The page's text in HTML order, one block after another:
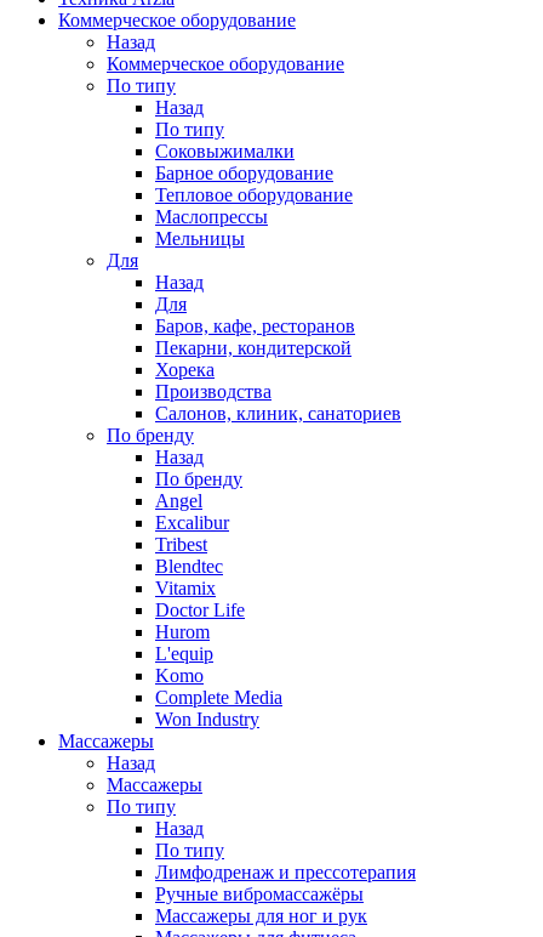
Коммерческое оборудование
Назад
Коммерческое оборудование
По типу
Назад
По типу
Соковыжималки
Барное оборудование
Тепловое оборудование
Маслопрессы
Мельницы
Для
Назад
Для
Баров, кафе, ресторанов
Пекарни, кондитерской
Хорека
Производства
Салонов, клиник, санаториев
По бренду
Назад
По бренду
Angel
Excalibur
Tribest
Blendtec
Vitamix
Doctor Life
Hurom
L'equip
Komo
Complete Media
Won Industry
Массажеры
Назад
Массажеры
По типу
Назад
По типу
Лимфодренаж и прессотерапия
Ручные вибромассажёры
Массажеры для ног и рук